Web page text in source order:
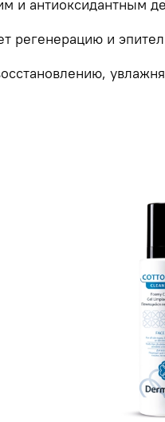
и антиоксидантным
регенерацию и